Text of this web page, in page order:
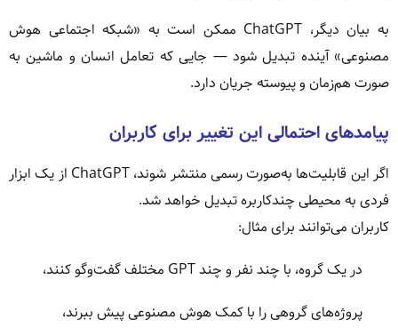
به بیان دیگر، ChatGPT ممکن است به «شبکه اجتماعی هوش
مصنوعی» آینده تبدیل شود — جایی که تعامل انسان و ماشین به
صورت هم‌زمان و پیوسته جریان دارد.
پیامدهای احتمالی این تغییر برای کاربران
اگر این قابلیت‌ها به‌صورت رسمی منتشر شوند، ChatGPT از یک ابزار
فردی به محیطی چندکاربره تبدیل خواهد شد.
کاربران می‌توانند برای مثال:
در یک گروه، با چند نفر و چند GPT مختلف گفت‌وگو کنند،
پروژه‌های گروهی را با کمک هوش مصنوعی پیش ببرند،